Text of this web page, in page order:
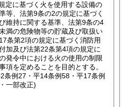
定に基づく火を使用する設備の
等、法第9条の2の規定に基づく
維持に関する基準、法第9条の4
満の危険物等の貯蔵及び取扱い
条第2項の規定に基づく消防用
加及び法第22条第4項の規定に
発令中における火の使用の制限
項を定めることを目的とする。
条例27・平14条例58・平17条例
一部改正)